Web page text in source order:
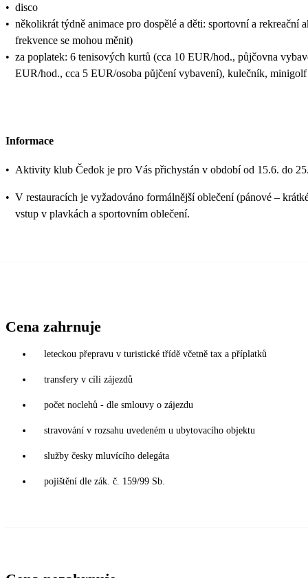
• disco
• několikrát týdně animace pro dospělé a děti: sportovní a
frekvence se mohou měnit)
• za poplatek: 6 tenisových kurtů (cca 10 EUR/hod., půjčovna
EUR/hod., cca 5 EUR/osoba půjčení vybavení), kulečník, minigolf
Informace
• Aktivity klub Čedok je pro Vás přichystán v období od 15.6. do
• V restauracích je vyžadováno formálnější oblečení (pánové –
vstup v plavkách a sportovním oblečení.
Cena zahrnuje
leteckou přepravu v turistické třídě včetně tax a příplatků
transfery v cíli zájezdů
počet noclehů - dle smlouvy o zájezdu
stravování v rozsahu uvedeném u ubytovacího objektu
služby česky mluvícího delegáta
pojištění dle zák. č. 159/99 Sb.